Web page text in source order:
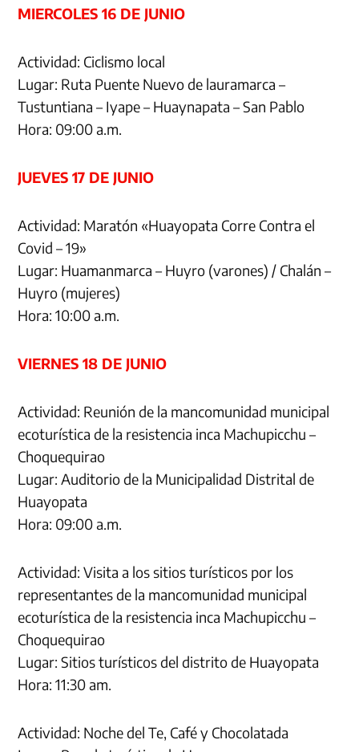
MIERCOLES 16 DE JUNIO
Actividad: Ciclismo local
Lugar: Ruta Puente Nuevo de lauramarca –
Tustuntiana – Iyape – Huaynapata – San Pablo
Hora: 09:00 a.m.
JUEVES 17 DE JUNIO
Actividad: Maratón «Huayopata Corre Contra el
Covid – 19»
Lugar: Huamanmarca – Huyro (varones) / Chalán –
Huyro (mujeres)
Hora: 10:00 a.m.
VIERNES 18 DE JUNIO
Actividad: Reunión de la mancomunidad municipal
ecoturística de la resistencia inca Machupicchu –
Choquequirao
Lugar: Auditorio de la Municipalidad Distrital de
Huayopata
Hora: 09:00 a.m.
Actividad: Visita a los sitios turísticos por los
representantes de la mancomunidad municipal
ecoturística de la resistencia inca Machupicchu –
Choquequirao
Lugar: Sitios turísticos del distrito de Huayopata
Hora: 11:30 am.
Actividad: Noche del Te, Café y Chocolatada